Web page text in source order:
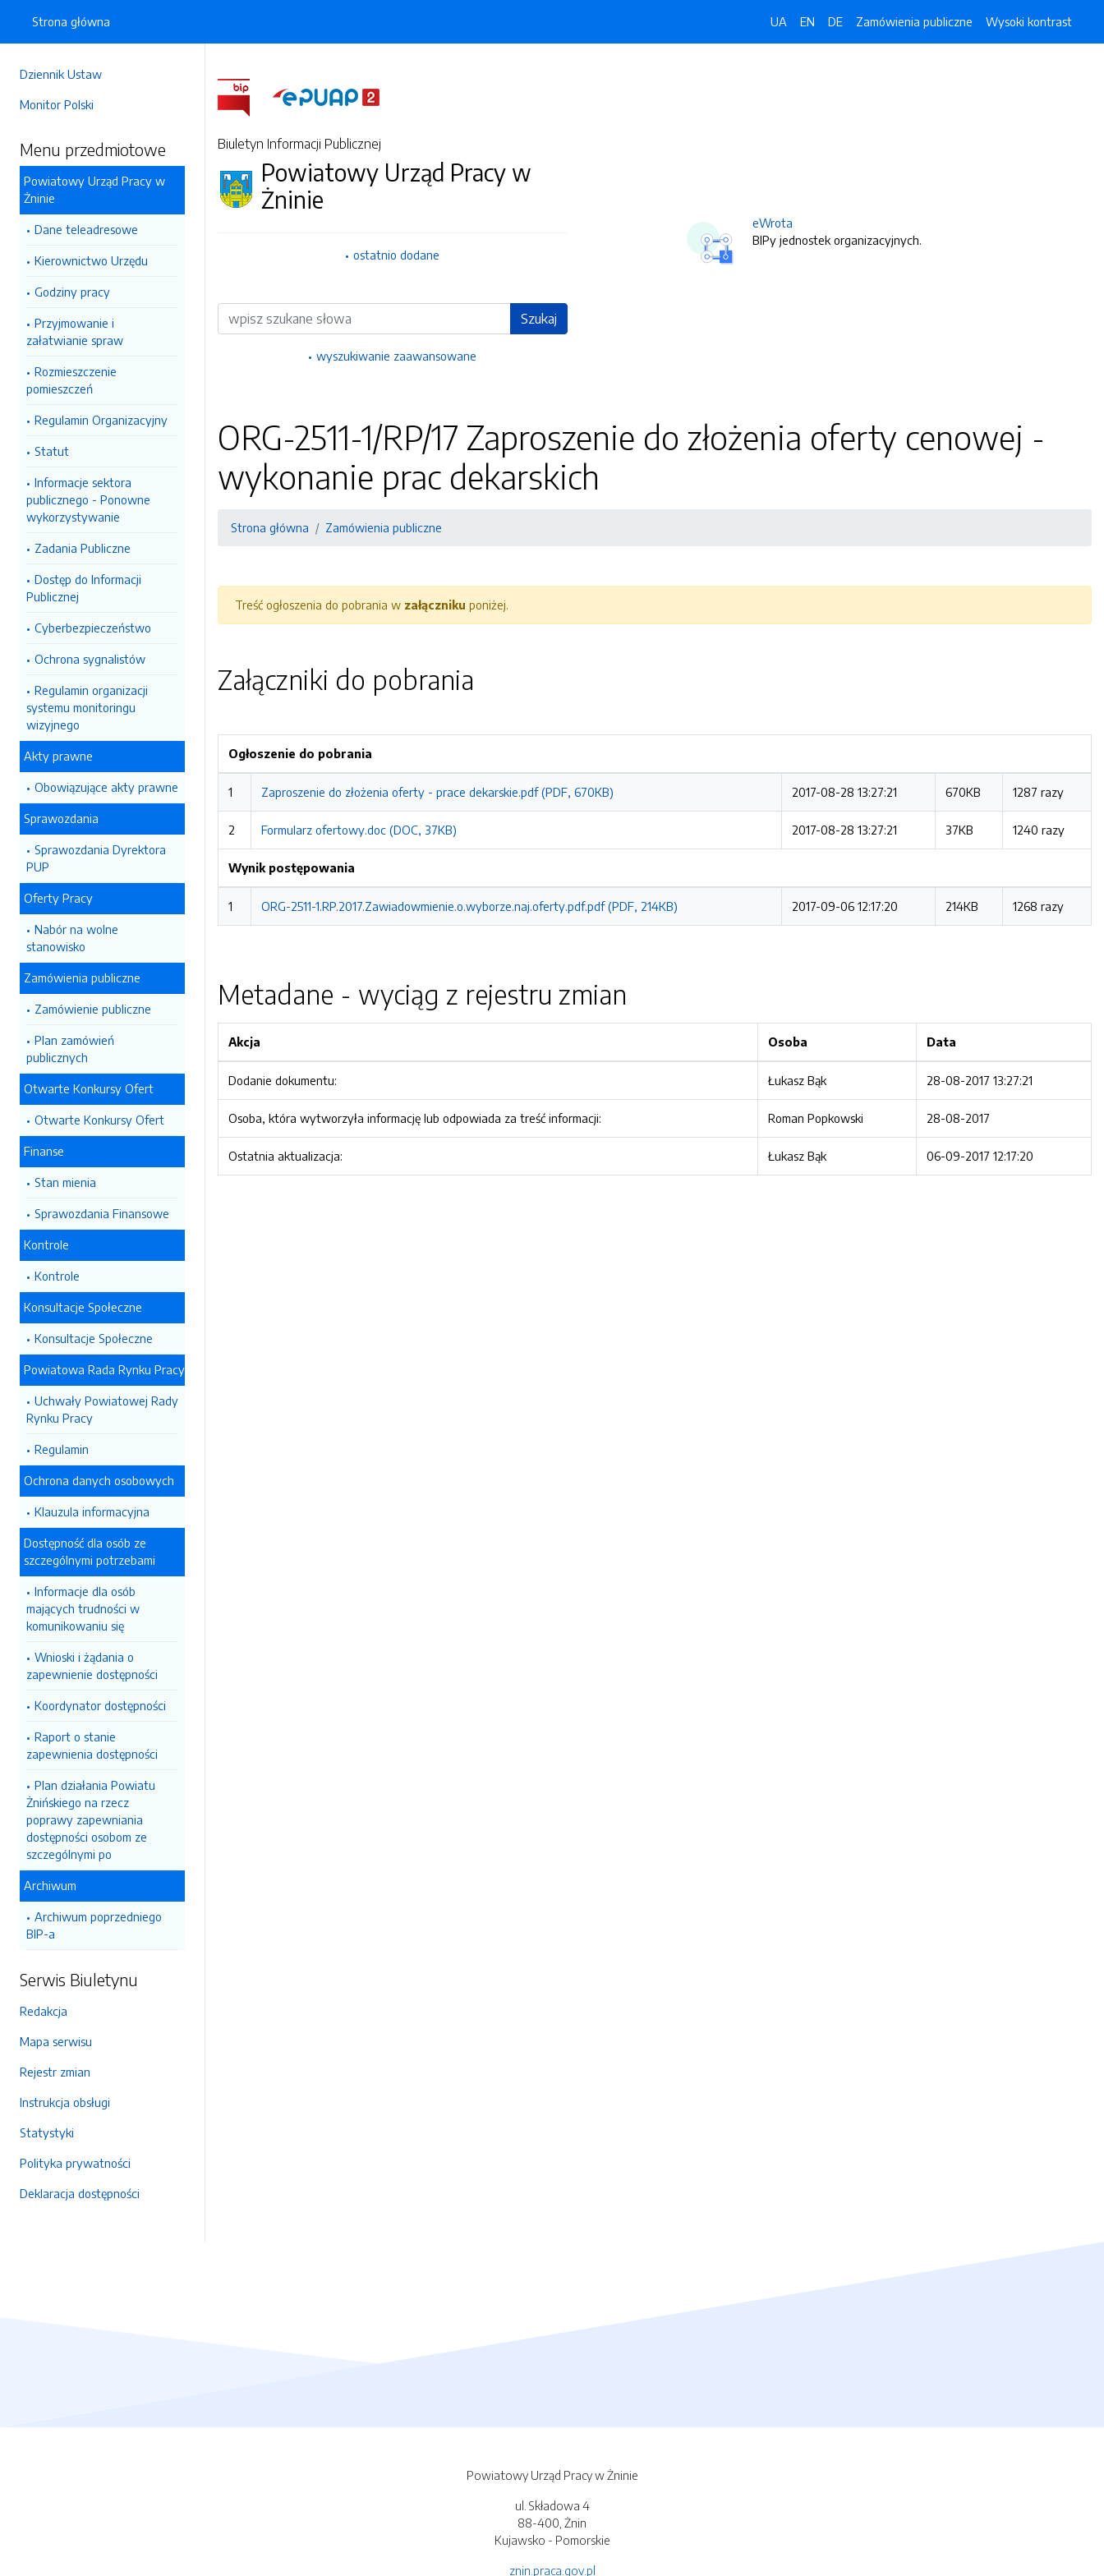
Dziennik Ustaw
Monitor Polski
Menu przedmiotowe
Powiatowy Urząd Pracy w
Żninie
Dane teleadresowe
Kierownictwo Urzędu
Godziny pracy
Przyjmowanie i
załatwianie spraw
Rozmieszczenie
pomieszczeń
Regulamin Organizacyjny
Statut
Informacje sektora
publicznego - Ponowne
wykorzystywanie
Zadania Publiczne
Dostęp do Informacji
Publicznej
Cyberbezpieczeństwo
Ochrona sygnalistów
Regulamin organizacji
systemu monitoringu
wizyjnego
Akty prawne
Obowiązujące akty prawne
Sprawozdania
Sprawozdania Dyrektora
PUP
Oferty Pracy
Nabór na wolne
stanowisko
Zamówienia publiczne
Zamówienie publiczne
Plan zamówień
publicznych
Otwarte Konkursy Ofert
Otwarte Konkursy Ofert
Finanse
Stan mienia
Sprawozdania Finansowe
Kontrole
Kontrole
Konsultacje Społeczne
Konsultacje Społeczne
Powiatowa Rada Rynku Pracy
Uchwały Powiatowej Rady
Rynku Pracy
Regulamin
Ochrona danych osobowych
Klauzula informacyjna
Dostępność dla osób ze
szczególnymi potrzebami
Informacje dla osób
mających trudności w
komunikowaniu się
Wnioski i żądania o
zapewnienie dostępności
Koordynator dostępności
Raport o stanie
zapewnienia dostępności
Plan działania Powiatu
Żnińskiego na rzecz
poprawy zapewniania
dostępności osobom ze
szczególnymi po
Archiwum
Archiwum poprzedniego
BIP-a
Serwis Biuletynu
Redakcja
Mapa serwisu
Rejestr zmian
Instrukcja obsługi
Statystyki
Polityka prywatności
Deklaracja dostępności
Strona główna UA EN DE Zamówienia publiczne Wysoki kontrast
Biuletyn Informacji Publicznej
Powiatowy Urząd Pracy w
Żninie
ostatnio dodane
Wyszukiwarka Szukaj
wyszukiwanie zaawansowane
eWrota
BIPy jednostek organizacyjnych.
ORG-2511-1/RP/17 Zaproszenie do złożenia oferty cenowej -
wykonanie prac dekarskich
Strona główna Zamówienia publiczne
Treść ogłoszenia do pobrania w załączniku poniżej.
Załączniki do pobrania
Ogłoszenie do pobrania
1 Zaproszenie do złożenia oferty - prace dekarskie.pdf (PDF, 670KB) 2017-08-28 13:27:21 670KB 1287 razy
2 Formularz ofertowy.doc (DOC, 37KB) 2017-08-28 13:27:21 37KB 1240 razy
Wynik postępowania
1 ORG-2511-1.RP.2017.Zawiadowmienie.o.wyborze.naj.oferty.pdf.pdf (PDF, 214KB) 2017-09-06 12:17:20 214KB 1268 razy
Metadane - wyciąg z rejestru zmian
Akcja Osoba Data
Dodanie dokumentu: Łukasz Bąk 28-08-2017 13:27:21
Osoba, która wytworzyła informację lub odpowiada za treść informacji: Roman Popkowski 28-08-2017
Ostatnia aktualizacja: Łukasz Bąk 06-09-2017 12:17:20
Powiatowy Urząd Pracy w Żninie
ul. Składowa 4
88-400, Żnin
Kujawsko - Pomorskie
znin.praca.gov.pl